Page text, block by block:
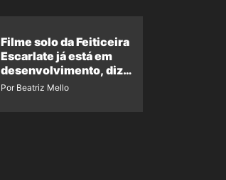
Filme solo da Feiticeira
Escarlate já está em
desenvolvimento, diz
insider
Por Beatriz Mello